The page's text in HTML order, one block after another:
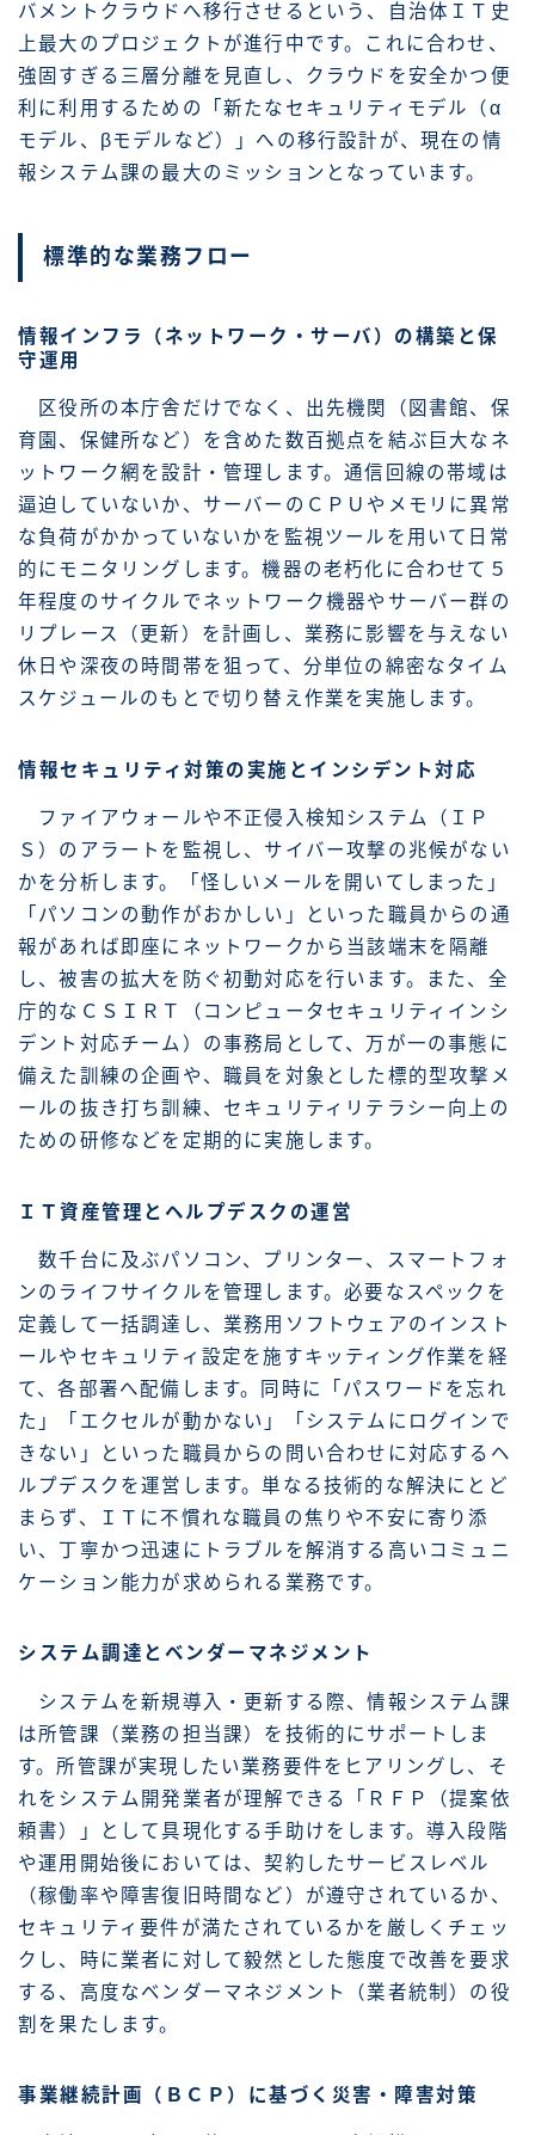
バメントクラウドへ移行させるという、自治体ＩＴ史
上最大のプロジェクトが進行中です。これに合わせ、
強固すぎる三層分離を見直し、クラウドを安全かつ便
利に利用するための「新たなセキュリティモデル（α
モデル、βモデルなど）」への移行設計が、現在の情
報システム課の最大のミッションとなっています。
標準的な業務フロー
情報インフラ（ネットワーク・サーバ）の構築と保
守運用
区役所の本庁舎だけでなく、出先機関（図書館、保
育園、保健所など）を含めた数百拠点を結ぶ巨大なネ
ットワーク網を設計・管理します。通信回線の帯域は
逼迫していないか、サーバーのＣＰＵやメモリに異常
な負荷がかかっていないかを監視ツールを用いて日常
的にモニタリングします。機器の老朽化に合わせて５
年程度のサイクルでネットワーク機器やサーバー群の
リプレース（更新）を計画し、業務に影響を与えない
休日や深夜の時間帯を狙って、分単位の綿密なタイム
スケジュールのもとで切り替え作業を実施します。
情報セキュリティ対策の実施とインシデント対応
ファイアウォールや不正侵入検知システム（ＩＰ
Ｓ）のアラートを監視し、サイバー攻撃の兆候がない
かを分析します。「怪しいメールを開いてしまった」
「パソコンの動作がおかしい」といった職員からの通
報があれば即座にネットワークから当該端末を隔離
し、被害の拡大を防ぐ初動対応を行います。また、全
庁的なＣＳＩＲＴ（コンピュータセキュリティインシ
デント対応チーム）の事務局として、万が一の事態に
備えた訓練の企画や、職員を対象とした標的型攻撃メ
ールの抜き打ち訓練、セキュリティリテラシー向上の
ための研修などを定期的に実施します。
ＩＴ資産管理とヘルプデスクの運営
数千台に及ぶパソコン、プリンター、スマートフォ
ンのライフサイクルを管理します。必要なスペックを
定義して一括調達し、業務用ソフトウェアのインスト
ールやセキュリティ設定を施すキッティング作業を経
て、各部署へ配備します。同時に「パスワードを忘れ
た」「エクセルが動かない」「システムにログインで
きない」といった職員からの問い合わせに対応するヘ
ルプデスクを運営します。単なる技術的な解決にとど
まらず、ＩＴに不慣れな職員の焦りや不安に寄り添
い、丁寧かつ迅速にトラブルを解消する高いコミュニ
ケーション能力が求められる業務です。
システム調達とベンダーマネジメント
システムを新規導入・更新する際、情報システム課
は所管課（業務の担当課）を技術的にサポートしま
す。所管課が実現したい業務要件をヒアリングし、そ
れをシステム開発業者が理解できる「ＲＦＰ（提案依
頼書）」として具現化する手助けをします。導入段階
や運用開始後においては、契約したサービスレベル
（稼働率や障害復旧時間など）が遵守されているか、
セキュリティ要件が満たされているかを厳しくチェッ
クし、時に業者に対して毅然とした態度で改善を要求
する、高度なベンダーマネジメント（業者統制）の役
割を果たします。
事業継続計画（ＢＣＰ）に基づく災害・障害対策